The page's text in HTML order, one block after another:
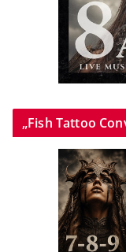
„Fish Tattoo